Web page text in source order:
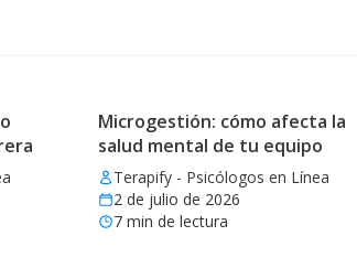
Microgestión: cómo afecta la
salud mental de tu equipo
Terapify - Psicólogos en Línea
2 de julio de 2026
7min de lectura